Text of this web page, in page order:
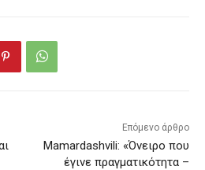
Επόμενο άρθρο
Mamardashvili: «Όνειρο που
έγινε πραγματικότητα –